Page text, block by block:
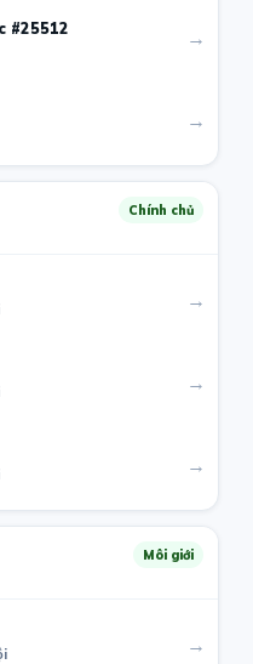
#25512 →
→
Chính chủ
→
→
→
Môi giới
→